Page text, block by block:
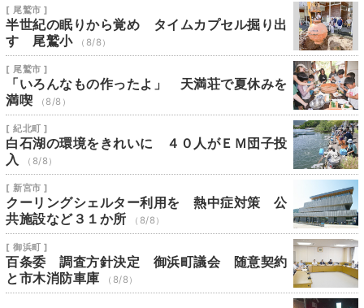
[ 尾鷲市 ]
半世紀の眠りから覚め タイムカプセル掘り出
す 尾鷲小
（8/8）
[ 尾鷲市 ]
「いろんなもの作ったよ」 天満荘で夏休みを
満喫
（8/8）
[ 紀北町 ]
白石湖の環境をきれいに ４０人がＥＭ団子投
入
（8/8）
[ 新宮市 ]
クーリングシェルター利用を 熱中症対策 公
共施設など３１か所
（8/8）
[ 御浜町 ]
百条委 調査方針決定 御浜町議会 随意契約
と市木消防車庫
（8/8）